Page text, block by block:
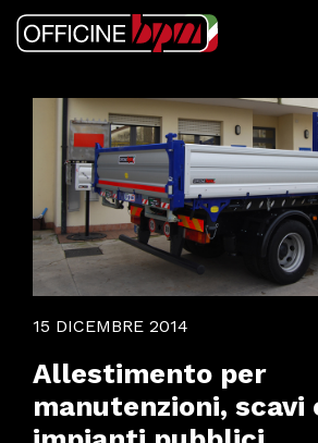
15 DICEMBRE 2014
Allestimento per
manutenzioni, scavi